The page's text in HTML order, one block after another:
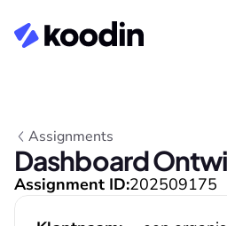
Assignments
Dashboard
Assignment ID:202509175